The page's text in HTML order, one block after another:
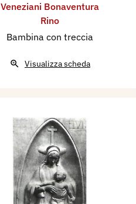
Veneziani Bonaventura
Rino
Bambina con treccia
Visualizza scheda